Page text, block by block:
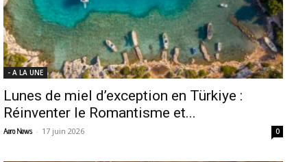
- A LA UNE
Lunes de miel d’exception en Türkiye :
Réinventer le Romantisme et...
Aero News - 17 juin 2026 0